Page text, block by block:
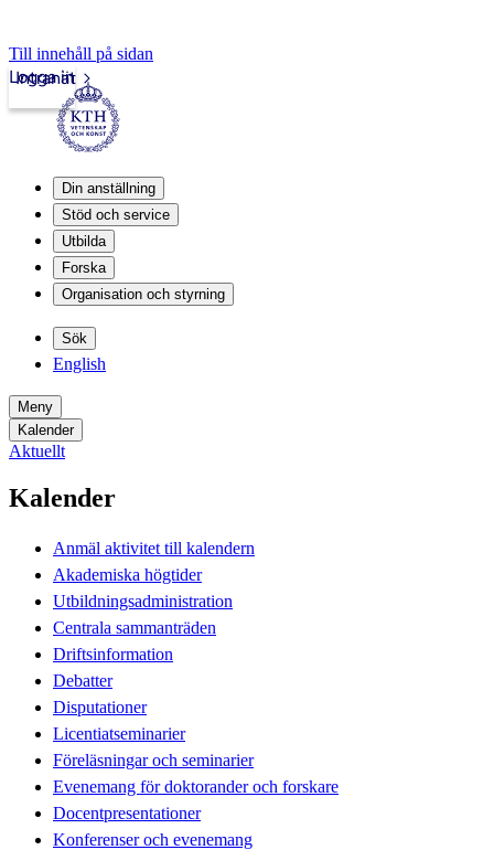
Till innehåll på sidan
Intranät
Logga in
Din anställning
Stöd och service
Utbilda
Forska
Organisation och styrning
Sök
English
Meny
Kalender
Aktuellt
Kalender
Anmäl aktivitet till kalendern
Akademiska högtider
Utbildningsadministration
Centrala sammanträden
Driftsinformation
Debatter
Disputationer
Licentiatseminarier
Föreläsningar och seminarier
Evenemang för doktorander och forskare
Docentpresentationer
Konferenser och evenemang